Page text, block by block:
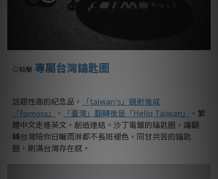
⊙點擊 專屬台灣鑰匙圈
話題性高的紀念品，
「taiwan's」鏡射後成
「formosa 」 、 「臺灣」翻轉後是「Hello Taiwan」
，繁
體中文走進英文，創造連結。沙丁電鍍的鑰匙圈，讓翻
轉台灣陪你日曬雨淋都不長斑褪色，同甘共苦的鑰匙
圈，刷滿台灣存在感。